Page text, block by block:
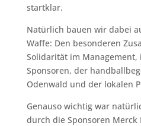
startklar.
Natürlich bauen wir dabei
Waffe: Den besonderen
Solidarität im Management,
Sponsoren, der
Odenwald und der lokalen
Genauso wichtig war
durch die Sponsoren Merck